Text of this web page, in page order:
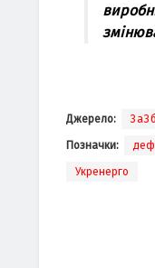
Джерело:
Позначки:
Укренергo